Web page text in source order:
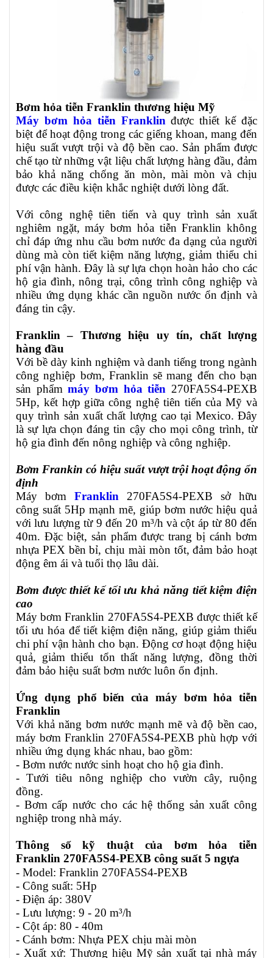
Bơm hỏa tiễn Franklin thương hiệu Mỹ
Máy bơm hỏa tiễn Franklinđược thiết kế đặc
biệt để hoạt động trong các giếng khoan, mang đến
hiệu suất vượt trội và độ bền cao. Sản phẩm được
chế tạo từ những vật liệu chất lượng hàng đầu, đảm
bảo khả năng chống ăn mòn, mài mòn và chịu
được các điều kiện khắc nghiệt dưới lòng đất.
Với công nghệ tiên tiến và quy trình sản xuất
nghiêm ngặt, máy bơm hỏa tiễn Franklin không
chỉ đáp ứng nhu cầu bơm nước đa dạng của người
dùng mà còn tiết kiệm năng lượng, giảm thiểu chi
phí vận hành. Đây là sự lựa chọn hoàn hảo cho các
hộ gia đình, nông trại, công trình công nghiệp và
nhiều ứng dụng khác cần nguồn nước ổn định và
đáng tin cậy.
Franklin – Thương hiệu uy tín, chất lượng
hàng đầu
Với bề dày kinh nghiệm và danh tiếng trong ngành
công nghiệp bơm, Franklin sẽ mang đến cho bạn
sản phẩmmáy bơm hỏa tiễn 270FA5S4-PEXB
5Hp, kết hợp giữa công nghệ tiên tiến của Mỹ và
quy trình sản xuất chất lượng cao tại Mexico. Đây
là sự lựa chọn đáng tin cậy cho mọi công trình, từ
hộ gia đình đến nông nghiệp và công nghiệp.
Bơm Frankin có hiệu suất vượt trội hoạt động ổn
định
Máy bơm Franklin 270FA5S4-PEXB sở hữu
công suất 5Hp mạnh mẽ, giúp bơm nước hiệu quả
với lưu lượng từ 9 đến 20 m³/h và cột áp từ 80 đến
40m. Đặc biệt, sản phẩm được trang bị cánh bơm
nhựa PEX bền bỉ, chịu mài mòn tốt, đảm bảo hoạt
động êm ái và tuổi thọ lâu dài.
Bơm được thiết kế tối ưu khả năng tiết kiệm điện
cao
Máy bơm Franklin 270FA5S4-PEXB được thiết kế
tối ưu hóa để tiết kiệm điện năng, giúp giảm thiểu
chi phí vận hành cho bạn. Động cơ hoạt động hiệu
quả, giảm thiểu tổn thất năng lượng, đồng thời
đảm bảo hiệu suất bơm nước luôn ổn định.
Ứng dụng phổ biến của máy bơm hỏa tiễn
Franklin
Với khả năng bơm nước mạnh mẽ và độ bền cao,
máy bơm Franklin 270FA5S4-PEXB phù hợp với
nhiều ứng dụng khác nhau, bao gồm:
- Bơm nước nước sinh hoạt cho hộ gia đình.
- Tưới tiêu nông nghiệp cho vườn cây, ruộng
đồng.
- Bơm cấp nước cho các hệ thống sản xuất công
nghiệp trong nhà máy.
Thông số kỹ thuật của bơm hỏa tiễn
Franklin 270FA5S4-PEXB công suất 5 ngựa
- Model: Franklin 270FA5S4-PEXB
- Công suất: 5Hp
- Điện áp: 380V
- Lưu lượng: 9 - 20 m³/h
- Cột áp: 80 - 40m
- Cánh bơm: Nhựa PEX chịu mài mòn
- Xuất xứ: Thương hiệu Mỹ sản xuất tại nhà máy